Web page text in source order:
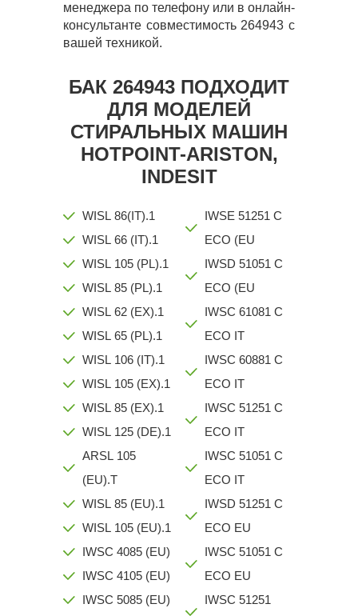
менеджера по телефону или в онлайн-
консультанте совместимость 264943 с
вашей техникой.
БАК 264943 ПОДХОДИТ
ДЛЯ МОДЕЛЕЙ
СТИРАЛЬНЫХ МАШИН
HOTPOINT-ARISTON,
INDESIT
WISL 86(IT).1
WISL 66 (IT).1
WISL 105 (PL).1
WISL 85 (PL).1
WISL 62 (EX).1
WISL 65 (PL).1
WISL 106 (IT).1
WISL 105 (EX).1
WISL 85 (EX).1
WISL 125 (DE).1
ARSL 105
(EU).T
WISL 85 (EU).1
WISL 105 (EU).1
IWSC 4085 (EU)
IWSC 4105 (EU)
IWSC 5085 (EU)
IWSE 51251 C
ECO (EU
IWSD 51051 C
ECO (EU
IWSC 61081 C
ECO IT
IWSC 60881 C
ECO IT
IWSC 51251 C
ECO IT
IWSC 51051 C
ECO IT
IWSD 51251 C
ECO EU
IWSC 51051 C
ECO EU
IWSC 51251